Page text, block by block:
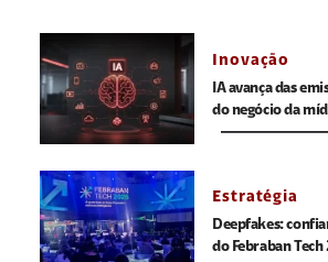
Inovação
IA avança das
do negócio da
Estratégia
Deepfakes:
do Febraban